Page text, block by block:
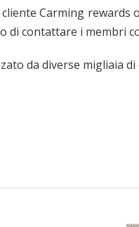
Carming
di contattare i membri
da diverse migliaia